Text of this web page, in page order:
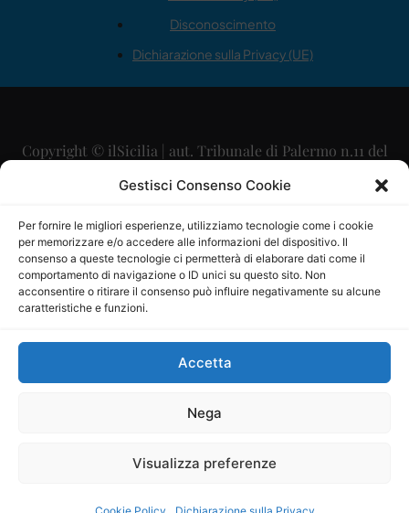
Gestisci Consenso Cookie
Per fornire le migliori esperienze, utilizziamo tecnologie come i cookie
per memorizzare e/o accedere alle informazioni del dispositivo. Il
consenso a queste tecnologie ci permetterà di elaborare dati come il
comportamento di navigazione o ID unici su questo sito. Non
acconsentire o ritirare il consenso può influire negativamente su alcune
caratteristiche e funzioni.
Accetta
Nega
Visualizza preferenze
Disconoscimento
Dichiarazione sulla Privacy (UE)
Copyright © ilSicilia | aut. Tribunale di Palermo n.11 del
29/09/2015
Direttore Editoriale: Maurizio Scaglione
Direttore Responsabile: Maria Calabrese
P.IVA: 06334930820
Mercurio Comunicazione Società Cooperativa a r.l. è
iscritta al Registro degli Operatori di Comunicazione al
Sito gestito daLa Digitale srl–info@ladigitale.it